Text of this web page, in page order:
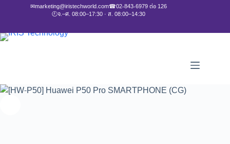
✉marketing@iristechworld.com☎02-843-6979 ต่อ 126
🕘จ.–ศ. 08:00–17:30 · ส. 08:00–14:30